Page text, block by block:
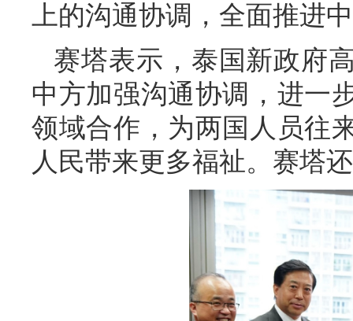
上的沟通协调，全面推进
赛塔表示，泰国新政府
中方加强沟通协调，进一
领域合作，为两国人员往
人民带来更多福祉。赛塔